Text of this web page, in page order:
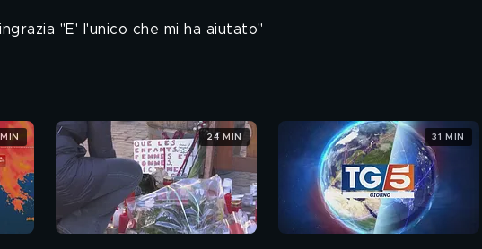
"E' l'unico che mi ha aiutato"
24 MIN 31 MIN